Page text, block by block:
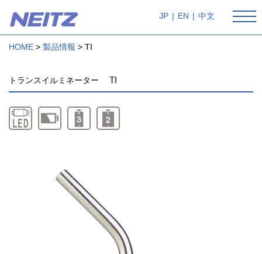
JP | EN | 中文
HOME 製品情報 TI
トランスイルミネーター TI